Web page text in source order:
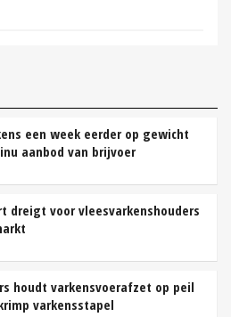
een week eerder op gewicht
aanbod van brijvoer
dreigt voor vleesvarkenshouders
houdt varkensvoerafzet op peil
varkensstapel